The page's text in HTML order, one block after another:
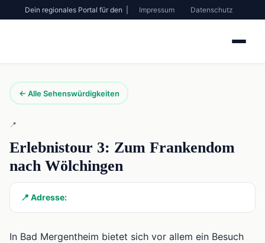
Dein regionales Portal für den | Impressum Datenschutz
← Alle Sehenswürdigkeiten
📍
Erlebnistour 3: Zum Frankendom
nach Wölchingen
📍 Adresse:
In Bad Mergentheim bietet sich vor allem ein Besuch